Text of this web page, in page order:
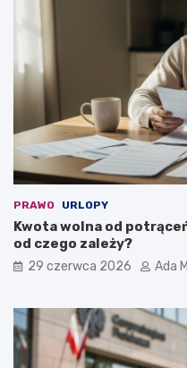
PRAWO URLOPY
Kwota wolna od
od czego zależy?
29 czerwca 2026 Ada